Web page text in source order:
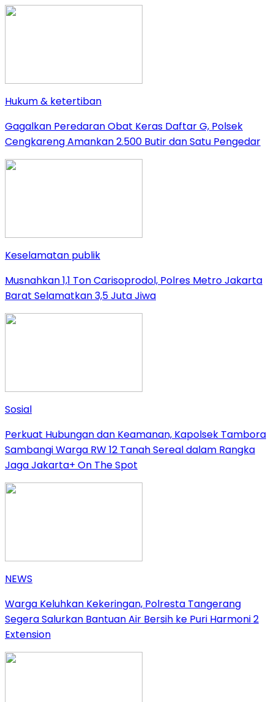
Hukum & ketertiban
Gagalkan Peredaran Obat Keras Daftar G, Polsek
Cengkareng Amankan 2.500 Butir dan Satu Pengedar
Keselamatan publik
Musnahkan 1,1 Ton Carisoprodol, Polres Metro Jakarta
Barat Selamatkan 3,5 Juta Jiwa
Sosial
Perkuat Hubungan dan Keamanan, Kapolsek Tambora
Sambangi Warga RW 12 Tanah Sereal dalam Rangka
Jaga Jakarta+ On The Spot
NEWS
Warga Keluhkan Kekeringan, Polresta Tangerang
Segera Salurkan Bantuan Air Bersih ke Puri Harmoni 2
Extension